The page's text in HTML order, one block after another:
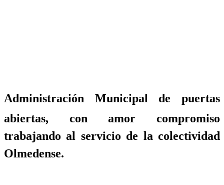
Administración Municipal de puertas
abiertas, con amor compromiso
trabajando al servicio de la colectividad
Olmedense.